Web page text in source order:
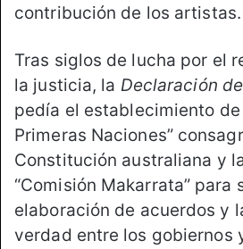
contribución de los artistas.
Tras siglos de lucha por el
la justicia, la Declaración
pedía el establecimiento de
Primeras Naciones”
Constitución australiana y
“Comisión Makarrata” para
elaboración de acuerdos y
verdad entre los gobiernos